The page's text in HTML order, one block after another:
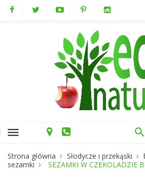
menu
Strona główna Słodycze i przekąski
sezamki
SEZAMKI W CZEKOLADZIE